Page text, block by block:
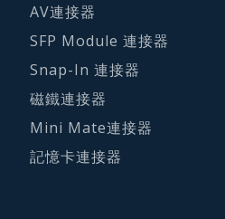
AV連接器
SFP Module 連接器
Snap-In 連接器
磁鐵連接器
Mini Mate連接器
記憶卡連接器